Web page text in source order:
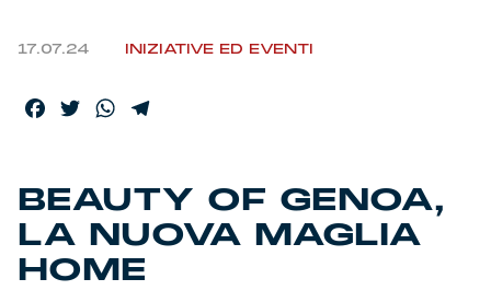
17.07.24 INIZIATIVE ED EVENTI
Facebook
TwitterWhatsApp
BEAUTY OF GENOA,
LA NUOVA MAGLIA
HOME